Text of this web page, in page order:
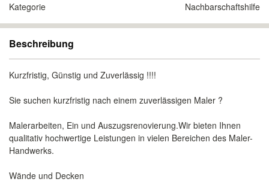
Kategorie Nachbarschaftshilfe
Beschreibung
Kurzfristig, Günstig und Zuverlässig !!!!
Sie suchen kurzfristig nach einem zuverlässigen Maler ?
Malerarbeiten, Ein und Auszugsrenovierung.Wir bieten Ihnen
qualitativ hochwertige Leistungen in vielen Bereichen des Maler-
Handwerks.
Wände und Decken